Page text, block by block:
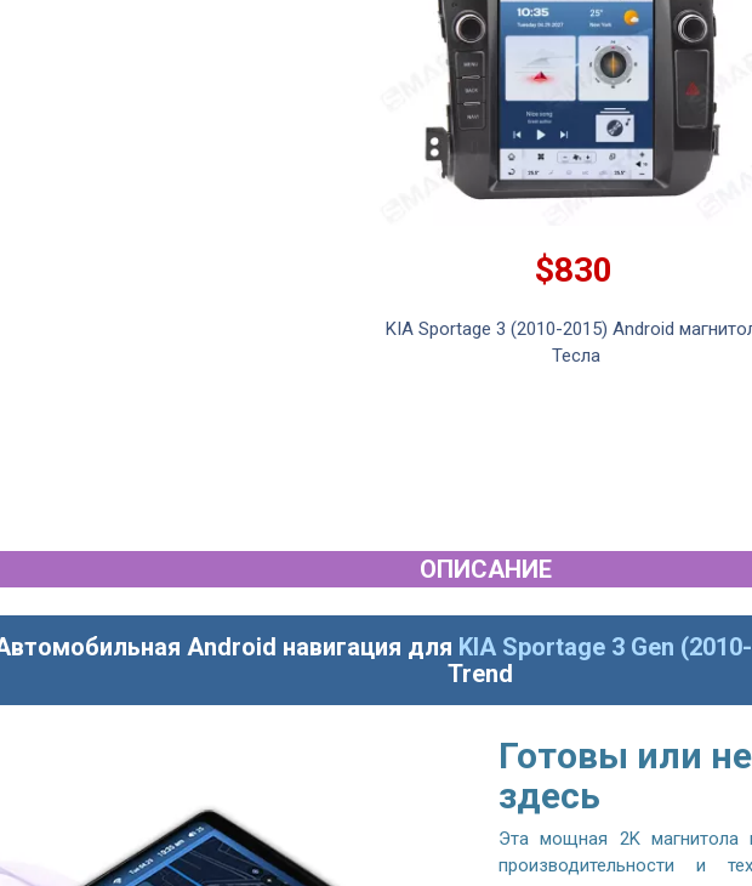
$830
KIA Sportage 3 (2010-2015) Android
Тесла
ОПИСАНИЕ
Android навигация для KIA Sportage 3 Gen
Trend
Готовы или
здесь
Эта мощная 2K
производительности и